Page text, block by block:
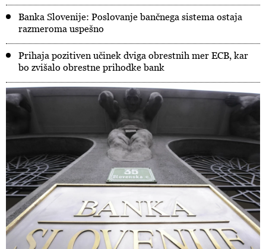
Banka Slovenije: Poslovanje bančnega sistema ostaja
razmeroma uspešno
Prihaja pozitiven učinek dviga obrestnih mer ECB, kar
bo zvišalo obrestne prihodke bank